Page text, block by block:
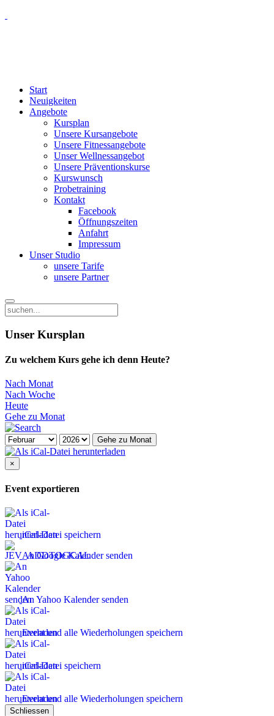
Start
Neuigkeiten
Angebote
Kursplan
Unsere Kursangebote
Unsere Fitnessangebote
Unser Wellnessangebot
Unsere Präventionskurse
Kurswunsch
Probetraining
Kontakt
Facebook
Öffnungszeiten
Anfahrt
Impressum
Unser Studio
unsere Tarife
unsere Partner
Unser Kursplan
Zu welchem Kurs gehe ich denn Heute?
Nach Monat
Nach Woche
Heute
Gehe zu Monat
Gehe zu Monat
×
Event exportieren
iCal-Datei speichern
An Google Kalender senden
An Yahoo Kalender senden
Event und alle Wiederholungen speichern
iCal-Datei speichern
Event und alle Wiederholungen speichern
Schliessen